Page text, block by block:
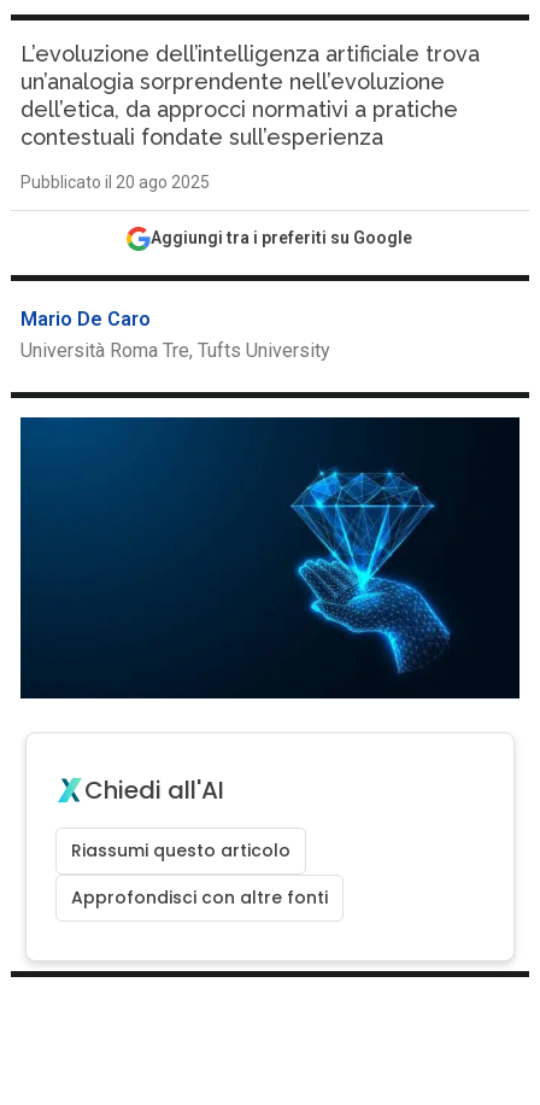
L’evoluzione dell’intelligenza artificiale trova
un’analogia sorprendente nell’evoluzione
dell’etica, da approcci normativi a pratiche
contestuali fondate sull’esperienza
Pubblicato il 20 ago 2025
Aggiungi tra i preferiti su Google
Mario De Caro
Università Roma Tre, Tufts University
Chiedi all'AI
Riassumi questo articolo
Approfondisci con altre fonti